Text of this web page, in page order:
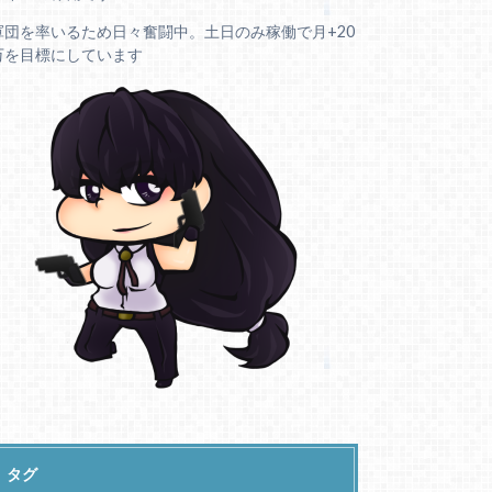
団を率いるため日々奮闘中。土日のみ稼働で月+20
を目標にしています
タグ